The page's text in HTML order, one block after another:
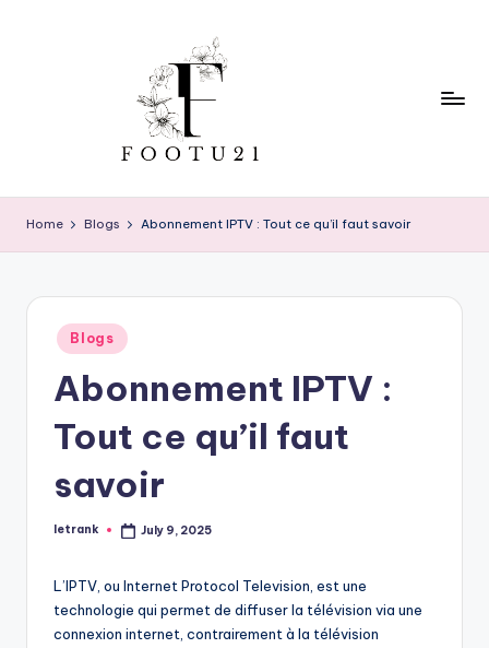
o
o
t
Home Blogs Abonnement IPTV : Tout ce qu’il faut savoir
Posted
in
Blogs
Abonnement IPTV :
Tout ce qu’il faut
savoir
Posted
letrank July 9, 2025
L’IPTV, ou Internet Protocol Television, est une
technologie qui permet de diffuser la télévision via une
connexion internet, contrairement à la télévision